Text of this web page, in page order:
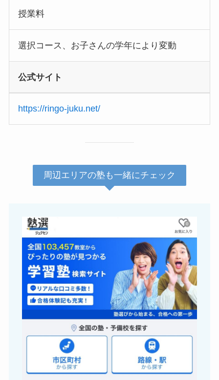
授業料
選択コース、お子さんの学年により変動
公式サイト
https://ringo-juku.net/
周辺エリアの塾も一緒にチェック